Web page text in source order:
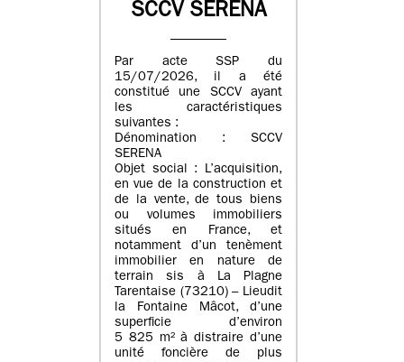
SCCV SERENA
Par acte SSP du
15/07/2026, il a été
constitué une SCCV ayant
les caractéristiques
suivantes :
Dénomination : SCCV
SERENA
Objet social : L’acquisition,
en vue de la construction et
de la vente, de tous biens
ou volumes immobiliers
situés en France, et
notamment d’un tenèment
immobilier en nature de
terrain sis à La Plagne
Tarentaise (73210) – Lieudit
la Fontaine Mâcot, d’une
superficie d’environ
5 825 m² à distraire d’une
unité foncière de plus